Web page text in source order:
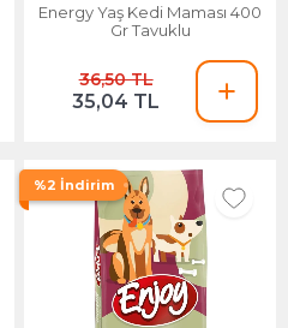
Energy Yaş Kedi Maması 400
Gr Tavuklu
36,50 TL
35,04 TL
%2 İndirim